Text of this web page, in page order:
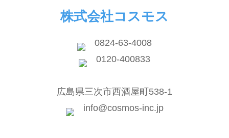
株式会社コスモス
0824-63-4008
0120-400833
広島県三次市西酒屋町538-1
info@cosmos-inc.jp